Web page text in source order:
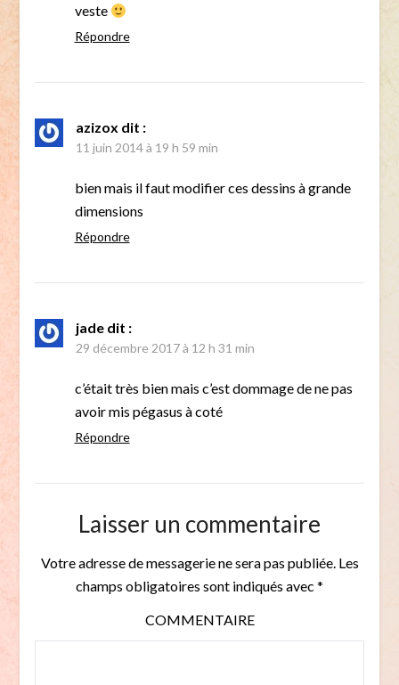
veste
Répondre
azizox dit :
11 juin 2014 à 19 h 59 min
bien mais il faut modifier ces dessins à grande
dimensions
Répondre
jade dit :
29 décembre 2017 à 12 h 31 min
c’était très bien mais c’est dommage de ne pas
avoir mis pégasus à coté
Répondre
Laisser un commentaire
Votre adresse de messagerie ne sera pas publiée.Les
champs obligatoires sont indiqués avec *
COMMENTAIRE